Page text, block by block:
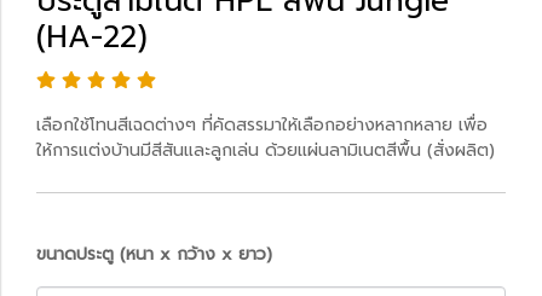
(HA-22)
เลือกใช้โทนสีเฉดต่างๆ ที่คัดสรรมาให้เลือกอย่างหลากหลาย เพื่อ
ให้การแต่งบ้านมีสีสันและลูกเล่น ด้วยแผ่นลามิเนตสีพื้น (สั่งผลิต)
ขนาดประตู (หนา x กว้าง x ยาว)